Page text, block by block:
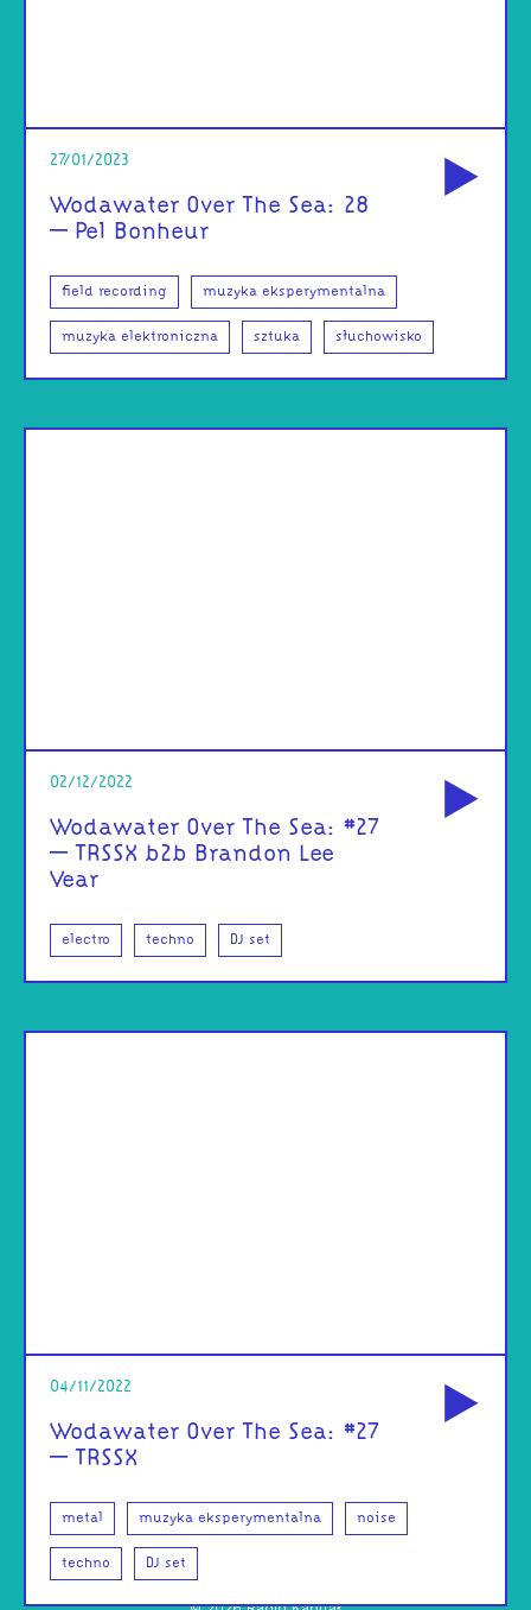
27/01/2023
Wodawater Over The Sea: 28
– Pel Bonheur
field recording muzyka eksperymentalna
muzyka elektroniczna sztuka słuchowisko
02/12/2022
Wodawater Over The Sea: #27
– TRSSX b2b Brandon Lee
Vear
electro techno DJ set
04/11/2022
Wodawater Over The Sea: #27
– TRSSX
metal muzyka eksperymentalna noise
techno DJ set